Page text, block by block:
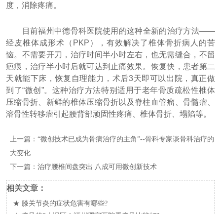
度，消除疼痛。
目前福州中德骨科医院使用的这种全新的治疗方法——
经皮椎体成形术（PKP），有效解决了椎体骨折病人的苦
恼。不需要开刀，治疗时间半小时左右，也无需缝合，不留
疤痕，治疗半小时后就可达到止痛效果。恢复快，患者第二
天就能下床，恢复自理能力，术后3天即可以出院，真正做
到了“微创”。这种治疗方法特别适用于老年骨质疏松性椎体
压缩骨折、新鲜的椎体压缩骨折以及脊柱血管瘤、骨髓瘤、
溶骨性转移瘤引起腰背部顽固性疼痛、椎体骨折、塌陷等。
上一篇：“微创技术已成为骨病治疗的主角”--骨科专家谈骨科治疗的
大变化
下一篇：治疗腰椎间盘突出 八成可用微创新技术
相关文章：
★ 膝关节炎的症状危害有哪些?